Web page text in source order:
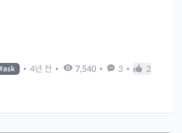
ask • 4년 전 • 7,540 • 3 • 2